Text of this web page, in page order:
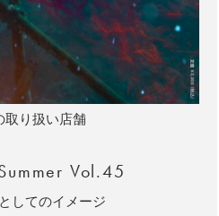
取り扱い店舗
Vol.45
してのイメージ